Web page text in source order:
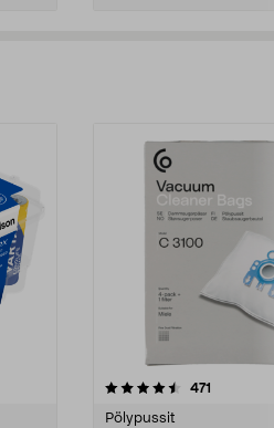
471
Pölypussit
4.5viidestä